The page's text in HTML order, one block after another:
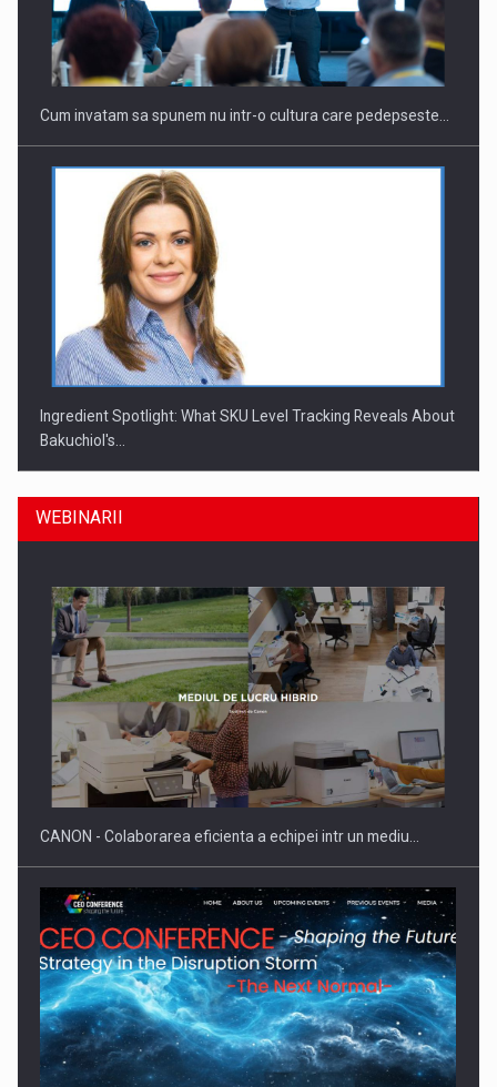
Cum invatam sa spunem nu intr-o cultura care pedepseste…
Ingredient Spotlight: What SKU Level Tracking Reveals About
Bakuchiol's…
Producatorii si comerciantii care nu se supun noilor
reglementari…
Proteinmaxxing and the Future of Protein Demand
WEBINARII
CANON - Colaborarea eficienta a echipei intr un mediu…